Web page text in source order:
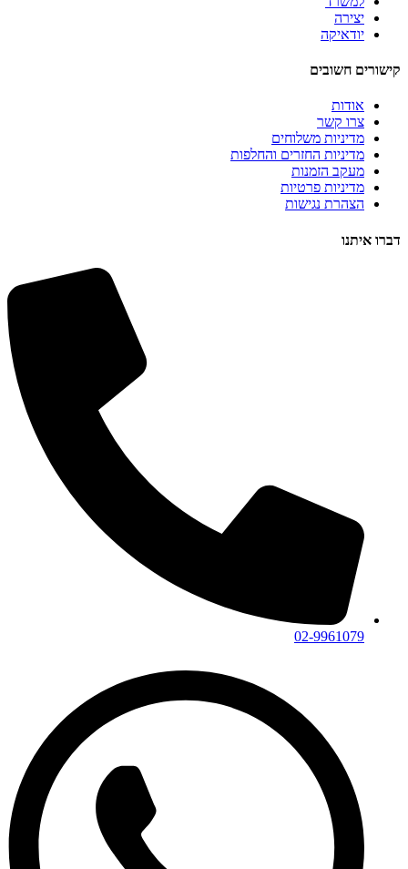
יצירה
יודאיקה
קישורים חשובים
אודות
צרו קשר
מדיניות משלוחים
מדיניות החזרים והחלפות
מעקב הזמנות
מדיניות פרטיות
הצהרת נגישות
דברו איתנו
02-9961079